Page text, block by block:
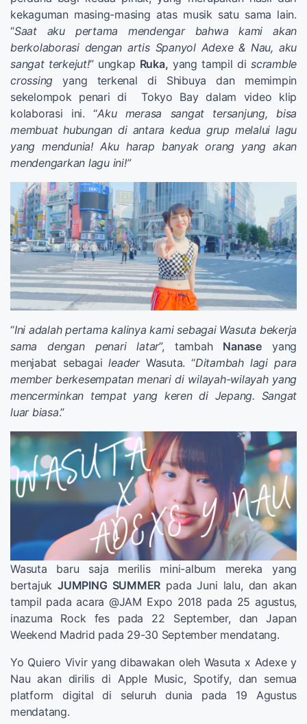
kekaguman masing-masing atas musik satu sama lain.
“Saat aku pertama mendengar bahwa kami akan
berkolaborasi dengan artis Spanyol Adexe & Nau, aku
sangat terkejut!” ungkap Ruka, yang tampil di scramble
crossing yang terkenal di Shibuya dan memimpin
sekelompok penari di Tokyo Bay dalam video klip
kolaborasi ini. “Aku merasa sangat tersanjung, bisa
membuat hubungan di antara kedua grup melalui lagu
yang mendunia! Aku harap banyak orang yang akan
mendengarkan lagu ini!”
“Ini adalah pertama kalinya kami sebagai Wasuta bekerja
sama dengan penari latar”, tambah Nanaseyang
menjabat sebagaileaderWasuta. “Ditambah lagi para
member berkesempatan menari di wilayah-wilayah yang
mencerminkan tempat yang keren di Jepang. Sangat
luar biasa.”
Wasuta baru saja merilis mini-album mereka yang
bertajukJUMPING SUMMER pada Juni lalu, dan akan
tampil pada acara @JAM Expo 2018 pada 25 agustus,
inazuma Rock fes pada 22 September, dan Japan
Weekend Madrid pada 29-30 September mendatang.
Yo Quiero Vivir yang dibawakan oleh Wasuta x Adexe y
Nau akan dirilis di Apple Music, Spotify, dan semua
platform digital di seluruh dunia pada 19 Agustus
mendatang.